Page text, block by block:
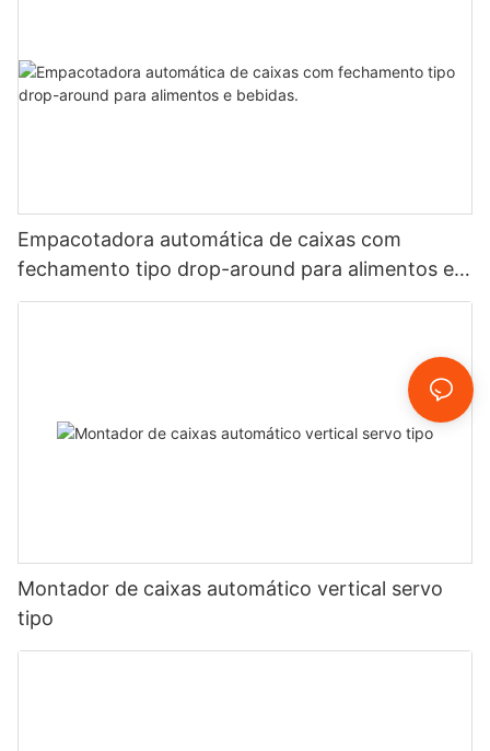
Empacotadora automática de caixas com
fechamento tipo drop-around para alimentos e
bebidas.
Montador de caixas automático vertical servo
tipo